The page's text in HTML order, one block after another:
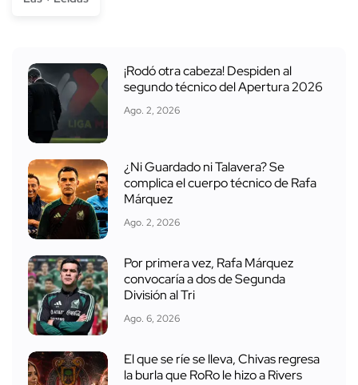
¡Rodó otra cabeza! Despiden al
segundo técnico del Apertura 2026
Ago. 2, 2026
¿Ni Guardado ni Talavera? Se
complica el cuerpo técnico de Rafa
Márquez
Ago. 2, 2026
Por primera vez, Rafa Márquez
convocaría a dos de Segunda
División al Tri
Ago. 6, 2026
El que se ríe se lleva, Chivas regresa
la burla que RoRo le hizo a Rivers